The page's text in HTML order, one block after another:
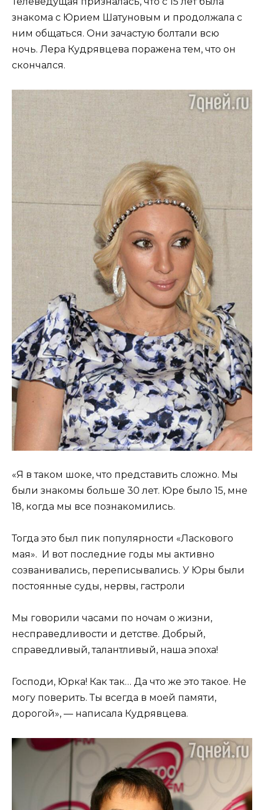
знакома с Юрием Шатуновым и продолжала с
ним общаться. Они зачастую болтали всю
ночь. Лера Кудрявцева поражена тем, что он
скончался.
«Я в таком шоке, что представить сложно. Мы
были знакомы больше 30 лет. Юре было 15, мне
18, когда мы все познакомились.
Тогда это был пик популярности «Ласкового
мая». И вот последние годы мы активно
созванивались, переписывались. У Юры были
постоянные суды, нервы, гастроли
Мы говорили часами по ночам о жизни,
несправедливости и детстве. Добрый,
справедливый, талантливый, наша эпоха!
Господи, Юрка! Как так… Да что же это такое. Не
могу поверить. Ты всегда в моей памяти,
дорогой», — написала Кудрявцева.